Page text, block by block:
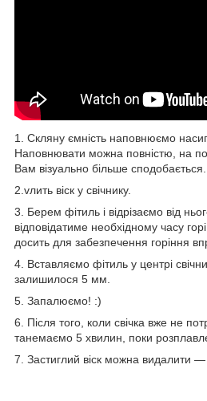
1. Скляну ємність наповнюємо
Наповнювати можна повністю, на
Вам візуально більше сподобається.
2.vлить віск у свічнику.
3. Берем фітиль і відрізаємо від
відповідатиме необхідному часу
досить для забезпечення горіння
4. Вставляємо фітиль у центрі
залишилося 5 мм.
5. Запалюємо! :)
6. Після того, коли свічка вже не
танемаємо 5 хвилин, поки
7. Застиглий віск можна видалити —